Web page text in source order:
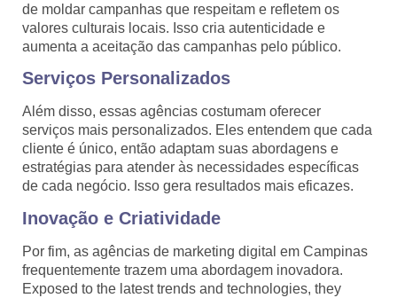
de moldar campanhas que respeitam e refletem os
valores culturais locais. Isso cria autenticidade e
aumenta a aceitação das campanhas pelo público.
Serviços Personalizados
Além disso, essas agências costumam oferecer
serviços mais personalizados. Eles entendem que cada
cliente é único, então adaptam suas abordagens e
estratégias para atender às necessidades específicas
de cada negócio. Isso gera resultados mais eficazes.
Inovação e Criatividade
Por fim, as agências de marketing digital em Campinas
frequentemente trazem uma abordagem inovadora.
Exposed to the latest trends and technologies, they